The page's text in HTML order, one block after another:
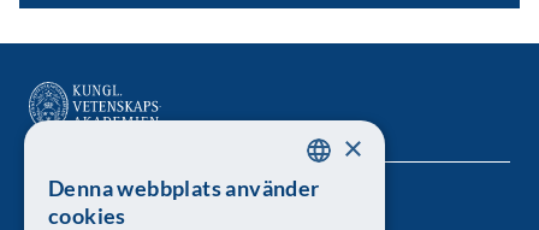
Kungl. Vetenskapsakademien SWEDISH
×
Denna webbplats använder
cookies